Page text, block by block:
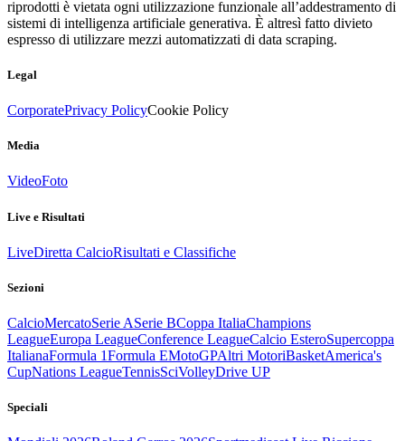
riprodotti è vietata ogni utilizzazione funzionale all’addestramento di
sistemi di intelligenza artificiale generativa. È altresì fatto divieto
espresso di utilizzare mezzi automatizzati di data scraping.
Legal
CorporatePrivacy PolicyCookie Policy
Media
VideoFoto
Live e Risultati
LiveDiretta CalcioRisultati e Classifiche
Sezioni
CalcioMercatoSerie ASerie BCoppa ItaliaChampions
LeagueEuropa LeagueConference LeagueCalcio EsteroSupercoppa
ItalianaFormula 1Formula EMotoGPAltri MotoriBasketAmerica's
CupNations LeagueTennisSciVolleyDrive UP
Speciali